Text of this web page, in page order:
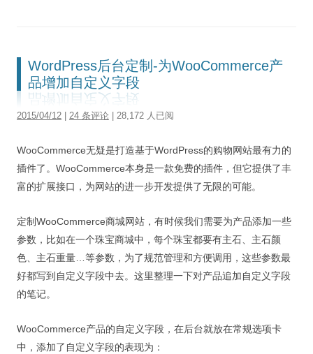
WordPress后台定制-为WooCommerce产
品增加自定义字段
2015/04/12 | 24 条评论 | 28,172 人已阅
WooCommerce无疑是打造基于WordPress的购物网站最有力的
插件了。WooCommerce本身是一款免费的插件，但它提供了丰
富的扩展接口，为网站的进一步开发提供了无限的可能。
定制WooCommerce商城网站，有时候我们需要为产品添加一些
参数，比如在一个珠宝商城中，每个珠宝都要有主石、主石颜
色、主石重量…等参数，为了规范管理和方便调用，这些参数最
好都写到自定义字段中去。这里整理一下对产品追加自定义字段
的笔记。
WooCommerce产品的自定义字段，在后台就放在常规选项卡
中，添加了自定义字段的表现为：